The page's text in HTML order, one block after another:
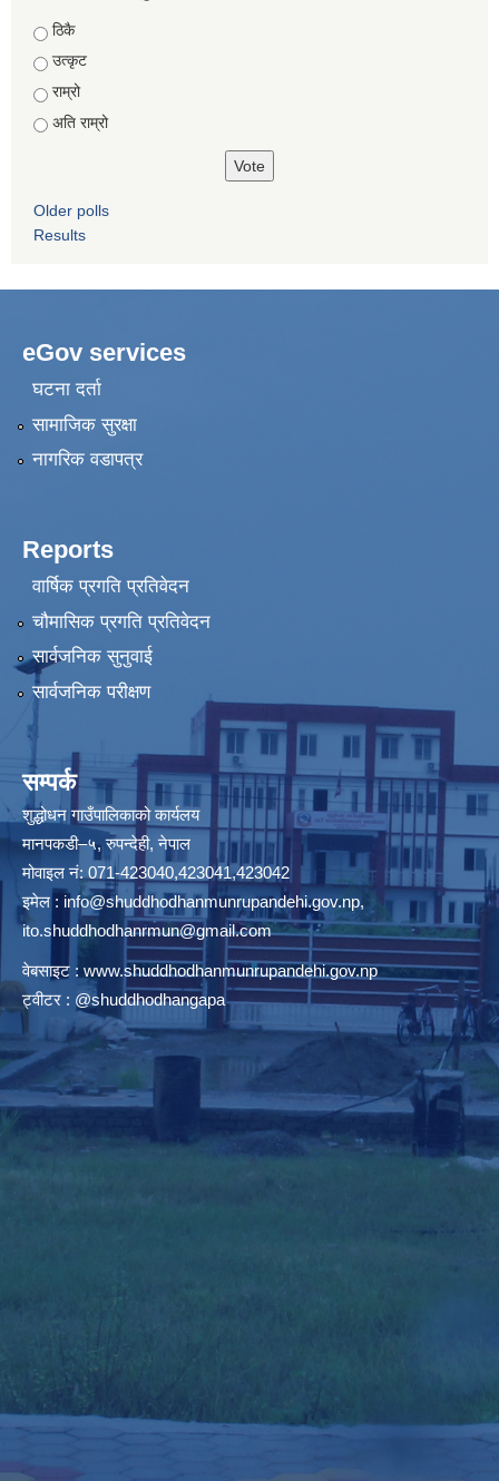
Choices
ठिकै
उत्कृट
राम्रो
अति राम्रो
Older polls
Results
eGov services
घटना दर्ता
सामाजिक सुरक्षा
नागरिक वडापत्र
Reports
वार्षिक प्रगति प्रतिवेदन
चौमासिक प्रगति प्रतिवेदन
सार्वजनिक सुनुवाई
सार्वजनिक परीक्षण
सम्पर्क
शुद्धोधन गाउँपालिकाको कार्यलय
मानपकडी–५, रुपन्देही, नेपाल
मोवाइल नं: 071-423040,423041,423042
इमेल : info@shuddhodhanmunrupandehi.gov.np,
ito.shuddhodhanrmun@gmail.com
वेबसाइट : www.shuddhodhanmunrupandehi.gov.np
ट्वीटर : @shuddhodhangapa